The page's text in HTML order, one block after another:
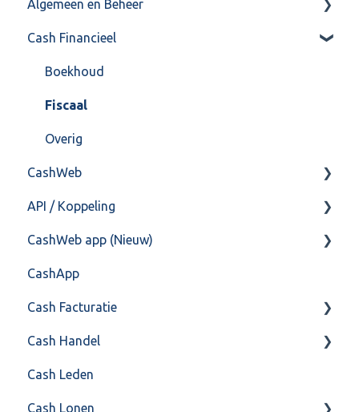
Algemeen en Beheer
Bank(koppeling)
Import/Export
Postbus
Training & Consultancy
Overig
Cash Financieel
Boekhoud
Fiscaal
Overig
CashWeb
CashHero Layout
Mailen vanuit CASHWeb
Algemeen gebruik
API / Koppeling
Algemeen
Api 3.0 (SOAP API)
API 4.0 (REST API)
CashWeb app (Nieuw)
Veel gestelde vragen
CashApp
Cash Facturatie
Factureren
Instellingen
Algemeen
Cash Handel
Inkoop
Verkoop
Cash Leden
Cash Lonen